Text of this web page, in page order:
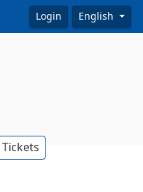
Login English
Tickets